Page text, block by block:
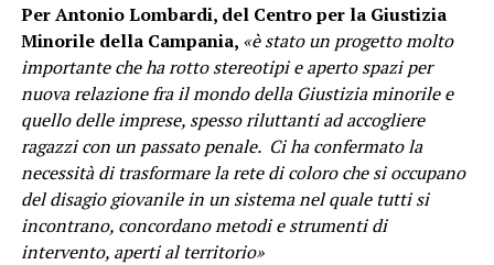
PerAntonio Lombardi, del Centro per la Giustizia
Minorile della Campania, «è stato un progetto molto
importante che ha rotto stereotipi e aperto spazi per
nuova relazione fra il mondo della Giustizia minorile e
quello delle imprese, spesso riluttanti ad accogliere
ragazzi con un passato penale. Ci ha confermato la
necessità di trasformare la rete di coloro che si occupano
del disagio giovanile in un sistema nel quale tutti si
incontrano, concordano metodi e strumenti di
intervento, aperti al territorio»